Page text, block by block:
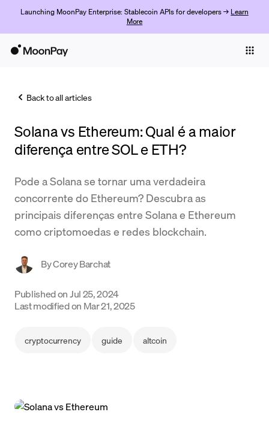
Launching MoonPay Enterprise: Stablecoin APIs for developers → Learn
More
Trade
Company
Crypto Prices
Learn
Support
Back to all articles
Solana vs Ethereum: Qual é a maior
diferença entre SOL e ETH?
Pode a Solana se tornar uma verdadeira
concorrente do Ethereum? Descubra as
principais diferenças entre Solana e Ethereum
como criptomoedas e redes blockchain.
ByCorey Barchat
Published onJul 25, 2024
Last modified on Mar 21, 2025
cryptocurrency guide altcoin